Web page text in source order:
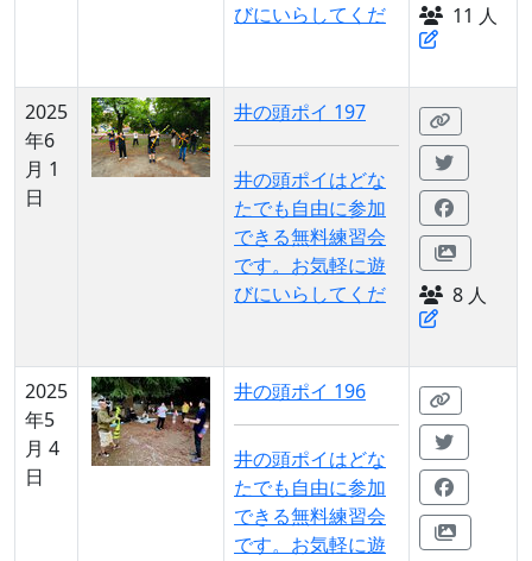
びにいらしてくだ
11 人
2025
年6
月 1
日
井の頭ポイ 197
井の頭ポイはどな
たでも自由に参加
できる無料練習会
です。お気軽に遊
びにいらしてくだ
8 人
2025
年5
月 4
日
井の頭ポイ 196
井の頭ポイはどな
たでも自由に参加
できる無料練習会
です。お気軽に遊